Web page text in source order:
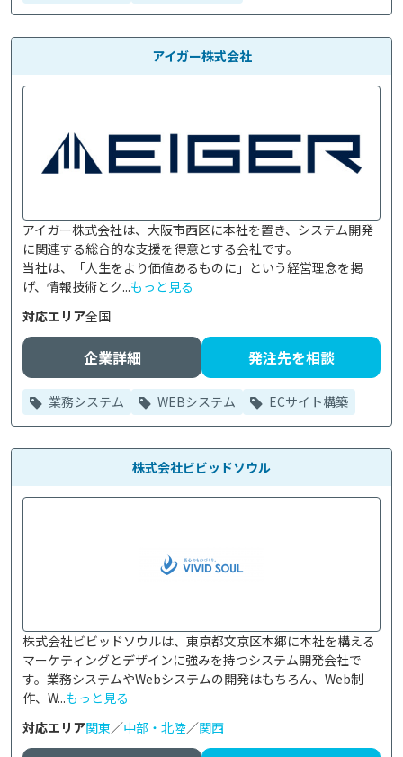
アイガー株式会社
アイガー株式会社は、大阪市西区に本社を置き、システム開発
に関連する総合的な支援を得意とする会社です。
当社は、「人生をより価値あるものに」という経営理念を掲
げ、情報技術とク...もっと見る
対応エリア全国
企業詳細 発注先を相談
業務システム WEBシステム ECサイト構築
株式会社ビビッドソウル
株式会社ビビッドソウルは、東京都文京区本郷に本社を構える
マーケティングとデザインに強みを持つシステム開発会社で
す。業務システムやWebシステムの開発はもちろん、Web制
作、W...もっと見る
対応エリア関東／中部・北陸／関西